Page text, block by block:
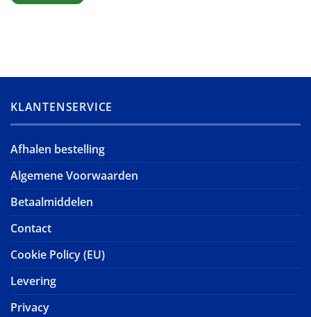
KLANTENSERVICE
Afhalen bestelling
Algemene Voorwaarden
Betaalmiddelen
Contact
Cookie Policy (EU)
Levering
Privacy